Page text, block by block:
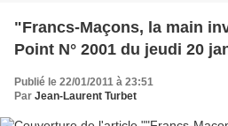
"Francs-Maçons, la main
Point N° 2001 du jeudi 20
Publié le 22/01/2011 à 23:51
Par Jean-Laurent Turbet